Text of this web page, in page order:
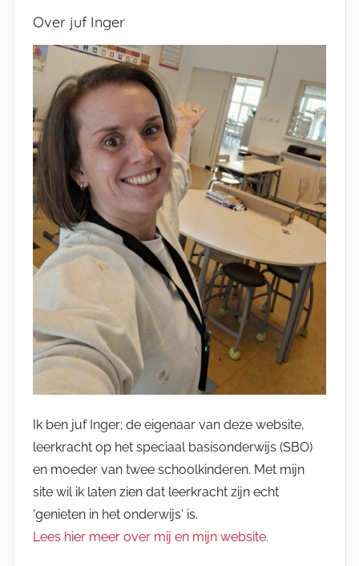
Over juf Inger
Ik ben juf Inger; de eigenaar van deze website,
leerkracht op het speciaal basisonderwijs (SBO)
en moeder van twee schoolkinderen. Met mijn
site wil ik laten zien dat leerkracht zijn echt
'genieten in het onderwijs' is.
Lees hier meer over mij en mijn website.